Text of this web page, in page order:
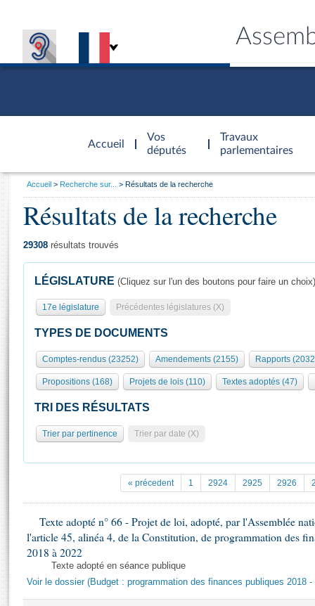
Accueil
d'accueil
Vos
députés
Travaux
parlementaires
Présidence
577 députés
Groupes politiques
Séance publique
Commissions et autres organes
Europe et International
Pétitions
Projets de loi
Propositions de loi
Amendements
Général
Rôle et pouvoirs de l'Assemblée
Organisation de l'Assemblée
Présidence Conférence des Présidents Bureau Collège des
Statistiques et chiffres clés
Documents de référence
( Constitution | Règlement de l'Assemblée ... )
Histoire
Juniors
Anciennes législatures
Visiter l'Assemblée
Visite virtuelle du palais Bourbon
Assister à une séance
Contacts et plan d'accès
Photos libres de droit
Vous
Accueil Recherche sur... Résultats de la recherche
Résultats de la recherche
29308 résultats trouvés
LÉGISLATURE (Cliquez sur l'un des boutons pour faire un choix)
17e législature Précédentes législatures (X)
TYPES DE DOCUMENTS
Comptes-rendus (23252) Amendements (2155) Rapports
Propositions (168) Projets de lois (110) Textes adoptés (47)
TRI DES RÉSULTATS
Trier par pertinence Trier par date (X)
« précedent 1 2924 2925 2926
Texte adopté n° 66 - Projet de loi, adopté, par l'Assemblée
l'article 45, alinéa 4, de la Constitution, de programmation des
2018 à 2022
Texte adopté en séance publique
Voir le dossier (Budget : programmation des finances publiques 2018 -